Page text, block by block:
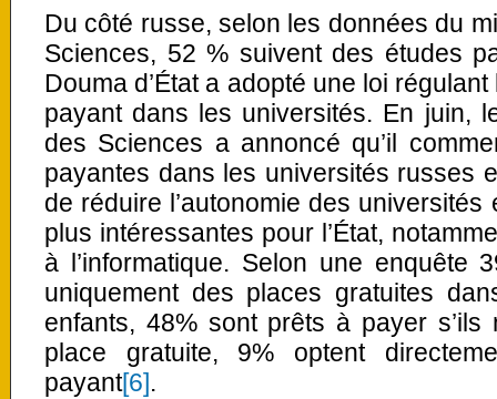
Du côté russe, selon les données du
Sciences, 52 % suivent des études
Douma d’État a adopté une loi
payant dans les universités. En juin,
des Sciences a annoncé qu’il
payantes dans les universités russes
de réduire l’autonomie des
plus intéressantes pour l’État,
à l’informatique. Selon une enquête
uniquement des places gratuites
enfants, 48% sont prêts à payer
place gratuite, 9% optent
payant[6].